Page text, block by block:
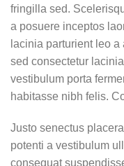
fringilla sed.
a posuere inceptos
lacinia parturient leo
sed consectetur
vestibulum porta
habitasse nibh felis.
Justo senectus
potenti a vestibulum
consequat